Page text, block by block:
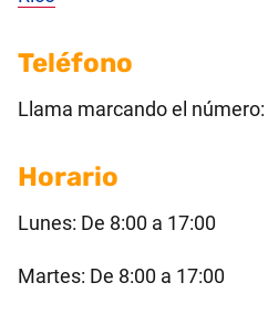
Teléfono
Llama marcando el número:
Horario
Lunes: De 8:00 a 17:00
Martes: De 8:00 a 17:00